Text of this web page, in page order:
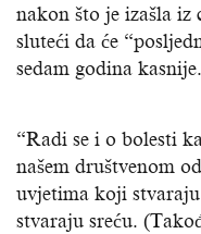
nakon što je izašla iz
sluteći da će
sedam godina kasnije.
“Radi se i o bolesti
našem društvenom
uvjetima koji
stvaraju sreću.